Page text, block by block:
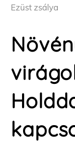
Ezüst zsálya